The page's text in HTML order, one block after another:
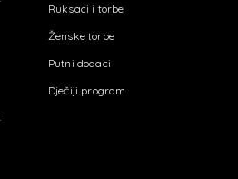
Ruksaci i torbe
Ženske torbe
Putni dodaci
Dječiji program